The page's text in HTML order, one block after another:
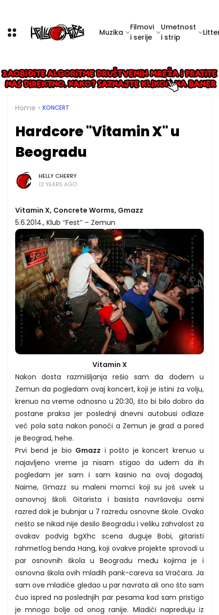
Muzika
Filmovi
i serije
Umetnost
i strip
Home KONCERT
Hardcore "Vitamin X" u
Beogradu
HELLY CHERRY
12 YEARS AGO
Vitamin X, Concrete Worms, Gmazz
5.6.2014., Klub ‘’Fest’’ – Zemun
Vitamin X
Nakon dosta razmišljanja rešio sam da dođem u
Zemun da pogledam ovaj koncert, koji je istini za volju,
krenuo na vreme odnosno u 20:30, što bi bilo dobro da
postane praksa jer poslednji dnevni autobusi odlaze
već pola sata nakon ponoći a Zemun je grad a pored
je Beograd, hehe.
Prvi bend je bio Gmazz i pošto je koncert krenuo u
najavljeno vreme ja nisam stigao da uđem da ih
pogledam jer sam i sam kasnio na ovaj događaj.
Naime, Gmazz su maleni momci koji su još uvek u
osnovnoj školi. Gitarista i basista navršavaju osmi
razred dok je bubnjar u 7 razredu osnovne škole. Ovako
nešto se nikad nije desilo Beogradu i veliku zahvalost za
ovakav podvig bgXhc scena duguje Bobi, gitaristi
rahmetlog benda Hang, koji ovakve projekte sprovodi u
par osnovnih škola u Beogradu među kojima je i
osnovna škola ovih mladih pank-careva sa Vračara. Ja
sam ove mladiće gledao u par navrata ali ono što sam
čuo ispred na poslednjih par pesama kad sam pristigo
je mnogo bolje od onog ranije. Mladići napreduju iz